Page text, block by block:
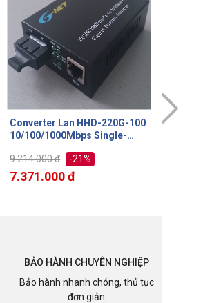
Converter Lan HHD-210G-
20A, HHD-210G-20B Single-
sử dụng cho Internet và
Camera IP
1.980.000 đ -20%
1.584.000 đ
BẢO HÀNH CHUYÊN NGHIỆP
Bảo hành nhanh chóng, thủ tục
đơn giản